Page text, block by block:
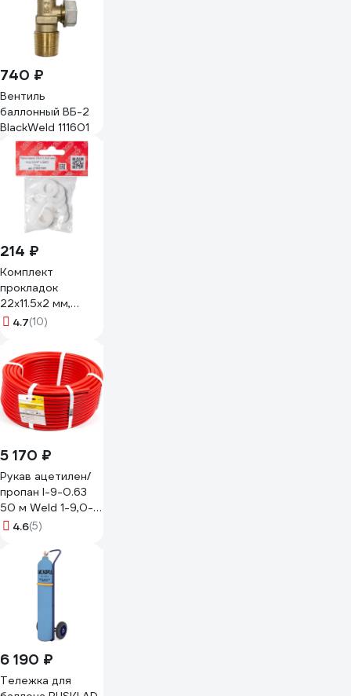
740 ₽
Вентиль
баллонный ВБ-2
BlackWeld 111601
214 ₽
Комплект
прокладок
22х11.5х2 мм,
нейлон, 10 шт,
KRASS 2190579KR
4.7(10)
5 170 ₽
Рукав ацетилен/
пропан I-9-0.63
50 м Weld 1-9,0-
0,63 красный
4.6(5)
6 190 ₽
Тележка для